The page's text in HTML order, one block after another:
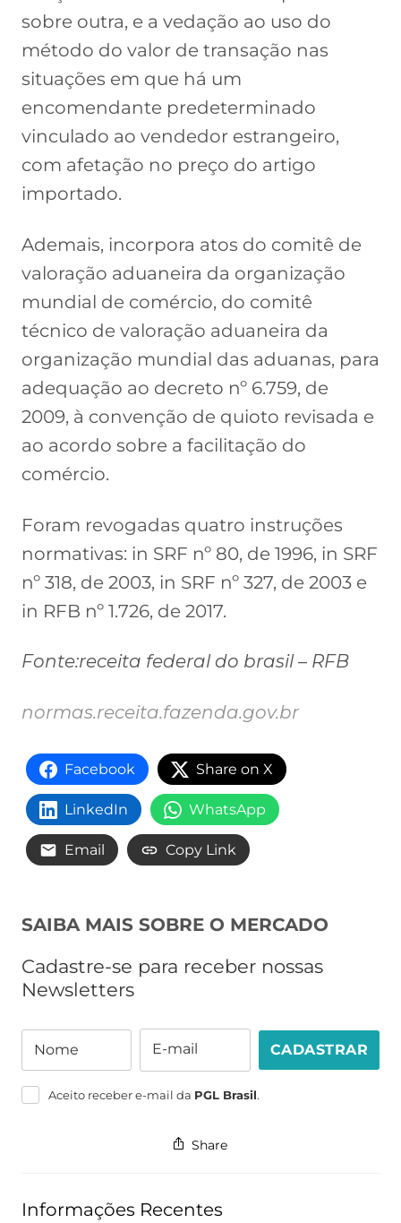
sobre outra, e a vedação ao uso do
método do valor de transação nas
situações em que há um
encomendante predeterminado
vinculado ao vendedor estrangeiro,
com afetação no preço do artigo
importado.
Ademais, incorpora atos do comitê de
valoração aduaneira da organização
mundial de comércio, do comitê
técnico de valoração aduaneira da
organização mundial das aduanas, para
adequação ao decreto nº 6.759, de
2009, à convenção de quioto revisada e
ao acordo sobre a facilitação do
comércio.
Foram revogadas quatro instruções
normativas: in SRF nº 80, de 1996, in SRF
nº 318, de 2003, in SRF nº 327, de 2003 e
in RFB nº 1.726, de 2017.
Fonte:receita federal do brasil – RFB
normas.receita.fazenda.gov.br
Facebook Share on X
LinkedIn WhatsApp
Email Copy Link
SAIBA MAIS SOBRE O MERCADO
Cadastre-se para receber nossas
Newsletters
Nome
Nome E-mail CADASTRAR
Aceito receber e-mail da PGL Brasil.
Share
Informações Recentes